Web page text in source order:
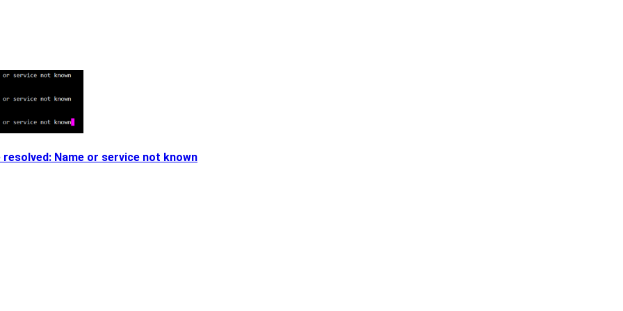
resolved: Name or service not known